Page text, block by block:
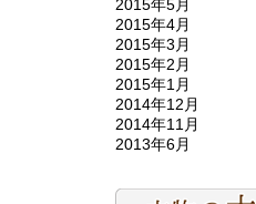
2015年5月
2015年4月
2015年3月
2015年2月
2015年1月
2014年12月
2014年11月
2013年6月